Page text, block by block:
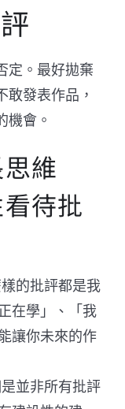
定。最好拋棄
敢發表作品，
機會。
維
待批
的批評都是我
在學」、「我
讓你未來的作
並非所有批評